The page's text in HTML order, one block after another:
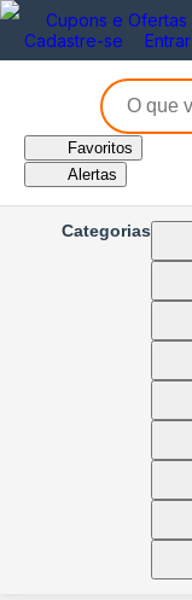
Cupons e Ofertas
Cadastre-se
Entrar
Favoritos
Alertas
Categorias